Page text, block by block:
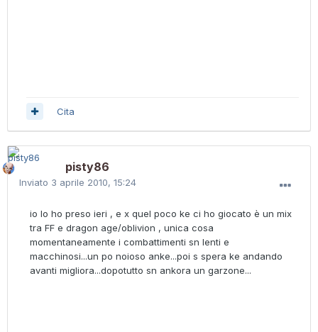
Cita
pisty86
Inviato 3 aprile 2010, 15:24
io lo ho preso ieri , e x quel poco ke ci ho giocato è un mix
tra FF e dragon age/oblivion , unica cosa
momentaneamente i combattimenti sn lenti e
macchinosi...un po noioso anke...poi s spera ke andando
avanti migliora...dopotutto sn ankora un garzone...